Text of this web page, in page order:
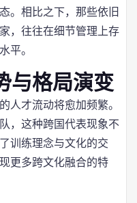
。相比之下，那些依旧
，往往在细节管理上存
平。
与格局演变
人才流动将愈加频繁。
，这种跨国代表现象不
训练理念与文化的交
更多跨文化融合的特